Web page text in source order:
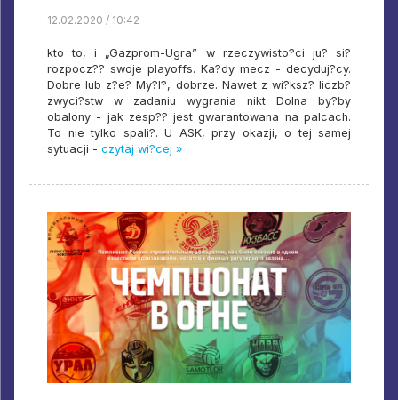
12.02.2020 / 10:42
kto to, i „Gazprom-Ugra” w rzeczywisto?ci ju? si?
rozpocz?? swoje playoffs. Ka?dy mecz - decyduj?cy.
Dobre lub z?e? My?l?, dobrze. Nawet z wi?ksz? liczb?
zwyci?stw w zadaniu wygrania nikt Dolna by?by
obalony - jak zesp?? jest gwarantowana na palcach.
To nie tylko spali?. U ASK, przy okazji, o tej samej
sytuacji - czytaj wi?cej »